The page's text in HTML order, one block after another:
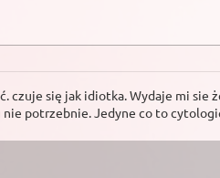
czuje się jak idiotka. Wydaje mi
nie potrzebnie. Jedyne co to